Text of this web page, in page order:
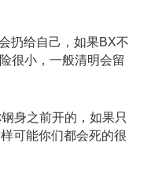
给自己，如果BX不
很小，一般清明会留
身之前开的，如果只
可能你们都会死的很